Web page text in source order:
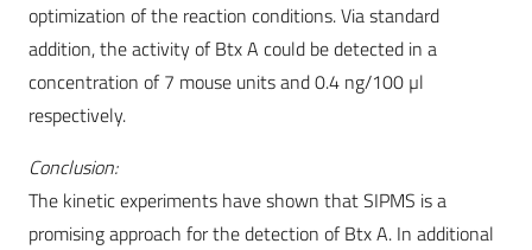
optimization of the reaction conditions. Via standard
addition, the activity of Btx A could be detected in a
concentration of 7 mouse units and 0.4 ng/100 µl
respectively.
Conclusion:
The kinetic experiments have shown that SIPMS is a
promising approach for the detection of Btx A. In additional